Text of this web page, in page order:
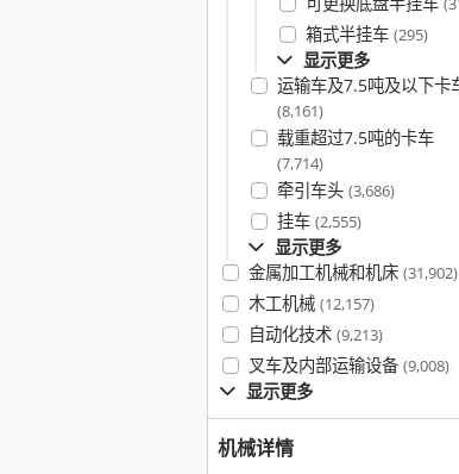
箱式半挂车 (295)
显示更多
运输车及7.5吨及以下卡
(8,161)
载重超过7.5吨的卡车
(7,714)
牵引车头 (3,686)
挂车 (2,555)
显示更多
金属加工机械和机床 (31,902)
木工机械 (12,157)
自动化技术 (9,213)
叉车及内部运输设备 (9,008)
显示更多
机械详情